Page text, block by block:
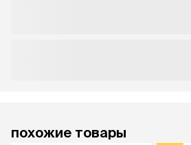
похожие товары